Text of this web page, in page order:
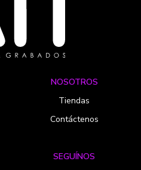
NOSOTROS
Tiendas
Contáctenos
SEGUÍNOS